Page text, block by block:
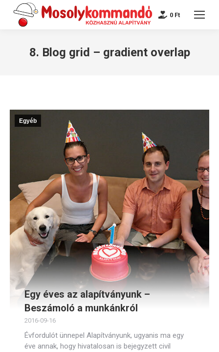
0 Ft
8. Blog grid – gradient overlap
Egyéb
Egy éves az alapítványunk –
Beszámoló a munkánkról
2016-09-16
Évfordulót ünnepel Alapítványunk, ugyanis ma egy
éve annak, hogy hivatalosan is bejegyzett civil